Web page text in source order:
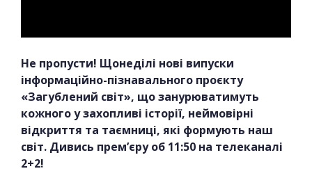
Не пропусти! Щонеділі нові випуски
інформаційно-пізнавального проєкту
«Загублений світ», що занурюватимуть
кожного у захопливі історії, неймовірні
відкриття та таємниці, які формують наш
світ. Дивись прем’єру об 11:50 на телеканалі
2+2!